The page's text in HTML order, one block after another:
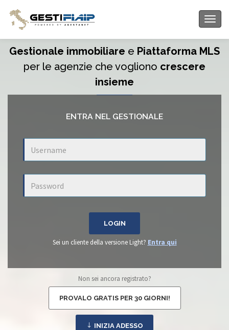
Menu
Gestionale immobiliare e Piattaforma MLS
per le agenzie che vogliono crescere
insieme
ENTRA NEL GESTIONALE
LOGIN
Sei un cliente della versione Light? Entra qui
Non sei ancora registrato?
PROVALO GRATIS PER 30 GIORNI!
INIZIA ADESSO